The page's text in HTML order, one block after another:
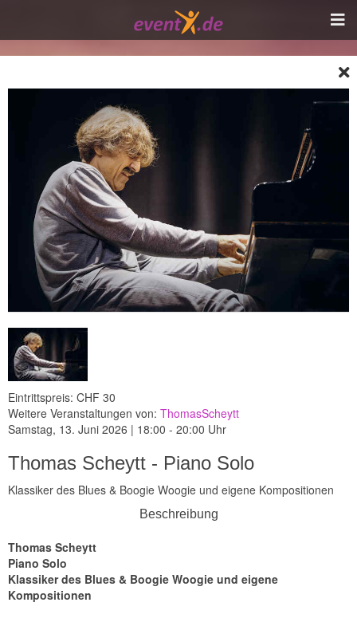
Eintrittspreis: CHF 30
Weitere Veranstaltungen von: ThomasScheytt
Samstag, 13. Juni 2026 | 18:00 - 20:00 Uhr
Thomas Scheytt - Piano Solo
Klassiker des Blues & Boogie Woogie und eigene Kompositionen
Beschreibung
Thomas Scheytt
Piano Solo
Klassiker des Blues & Boogie Woogie und eigene
Kompositionen